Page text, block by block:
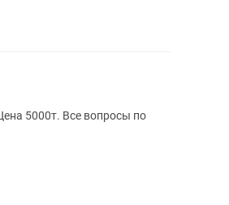
5000т. Все вопросы по